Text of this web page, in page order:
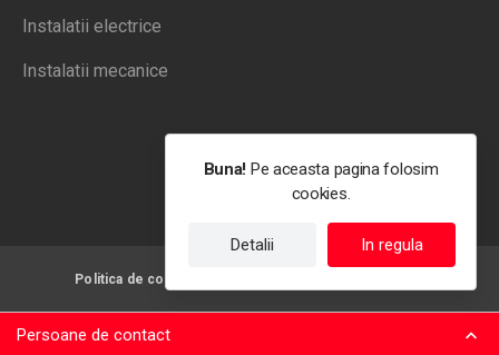
Instalatii electrice
Instalatii mecanice
Politica de confidentialitate
Persoane de contact
Buna! Pe aceasta pagina folosim
cookies.
Detalii In regula